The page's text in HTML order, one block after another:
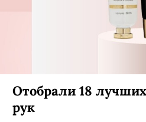
Отобрали 18
рук